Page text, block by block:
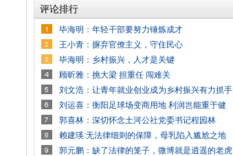
评论排行
毕海明：年轻干部要努力锤炼成才
王小青：摒弃官僚主义，守住民心
毕海明：乡村振兴，人才是关键
顾昕雅：挑大梁 担重任 闯难关
刘文浩：让青年就业创业成为乡村振兴有力抓手
刘运喜：衡阳足球场变商用地 利润岂能重于健
郭喜林：深切怀念土河公社党委书记程园林
赖建瑛:无法律细则的保障，母乳陷入尴尬之地
郭元鹏：缺了法律的笼子，微博就是逍遥的老虎